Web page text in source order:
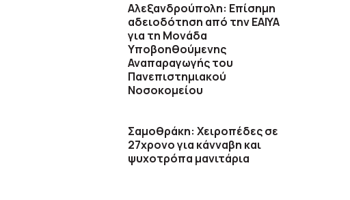
Αλεξανδρούπολη: Επίσημη
αδειοδότηση από την ΕΑΙΥΑ
για τη Μονάδα
Υποβοηθούμενης
Αναπαραγωγής του
Πανεπιστημιακού
Νοσοκομείου
Σαμοθράκη: Χειροπέδες σε
27χρονο για κάνναβη και
ψυχοτρόπα μανιτάρια